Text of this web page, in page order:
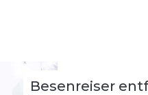
Besenreiser